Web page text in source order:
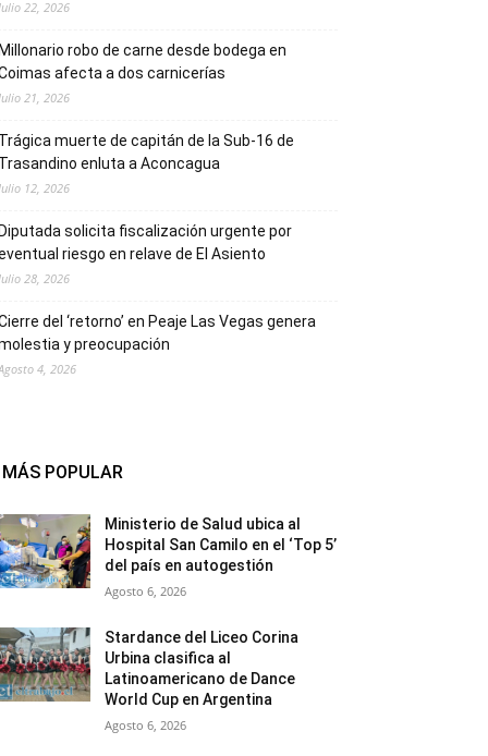
22, 2026
robo de carne desde bodega en
afecta a dos carnicerías
21, 2026
muerte de capitán de la Sub-16 de
enluta a Aconcagua
12, 2026
solicita fiscalización urgente por
riesgo en relave de El Asiento
28, 2026
del ‘retorno’ en Peaje Las Vegas genera
y preocupación
4, 2026
MÁS POPULAR
Ministerio de Salud ubica al
Hospital San Camilo en el ‘Top 5’
del país en autogestión
Agosto 6, 2026
Stardance del Liceo Corina
Urbina clasifica al
Latinoamericano de Dance
World Cup en Argentina
Agosto 6, 2026